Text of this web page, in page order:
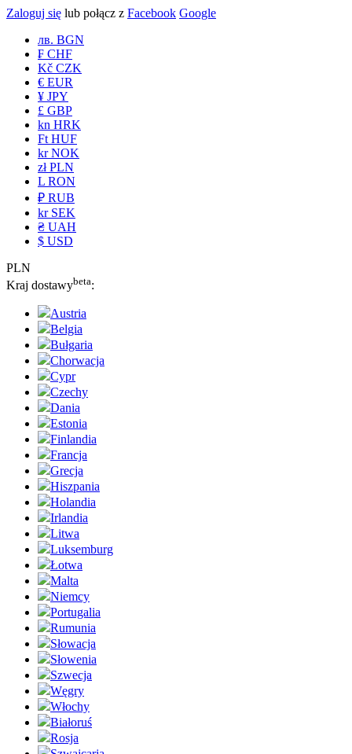
Zaloguj się lub połącz z Facebook Google
лв. BGN
₣ CHF
Kč CZK
€ EUR
¥ JPY
£ GBP
kn HRK
Ft HUF
kr NOK
zł PLN
L RON
₽ RUB
kr SEK
₴ UAH
$ USD
PLN
Kraj dostawybeta:
Austria
Belgia
Bułgaria
Chorwacja
Cypr
Czechy
Dania
Estonia
Finlandia
Francja
Grecja
Hiszpania
Holandia
Irlandia
Litwa
Luksemburg
Łotwa
Malta
Niemcy
Portugalia
Rumunia
Słowacja
Słowenia
Szwecja
Węgry
Włochy
Białoruś
Rosja